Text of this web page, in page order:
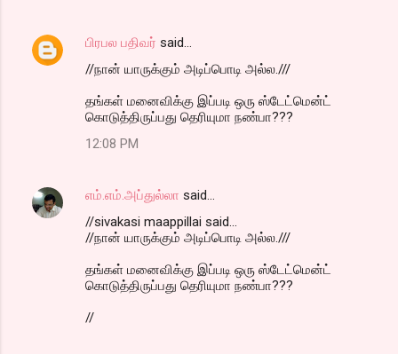
பிரபல பதிவர் said…
//நான் யாருக்கும் அடிப்பொடி அல்ல.///
தங்கள் மனைவிக்கு இப்படி ஒரு ஸ்டேட்மென்ட்
கொடுத்திருப்பது தெரியுமா நண்பா???
12:08 PM
எம்.எம்.அப்துல்லா said…
//sivakasi maappillai said...
//நான் யாருக்கும் அடிப்பொடி அல்ல.///
தங்கள் மனைவிக்கு இப்படி ஒரு ஸ்டேட்மென்ட்
கொடுத்திருப்பது தெரியுமா நண்பா???
//